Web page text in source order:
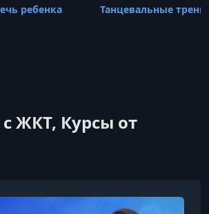
ребенка Танцевальные
ЖКТ, Курсы от